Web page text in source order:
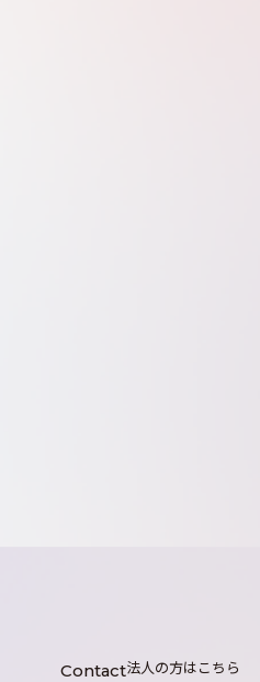
Contact法人の方はこちら